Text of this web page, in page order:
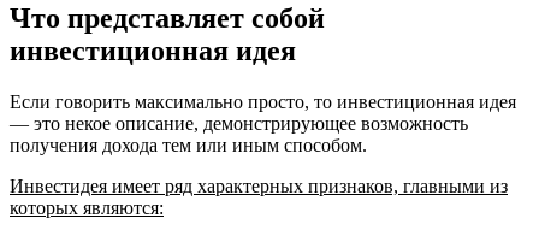
Что представляет собой
инвестиционная идея
Если говорить максимально просто, то инвестиционная идея
— это некое описание, демонстрирующее возможность
получения дохода тем или иным способом.
Инвестидея имеет ряд характерных признаков, главными из
которых являются: